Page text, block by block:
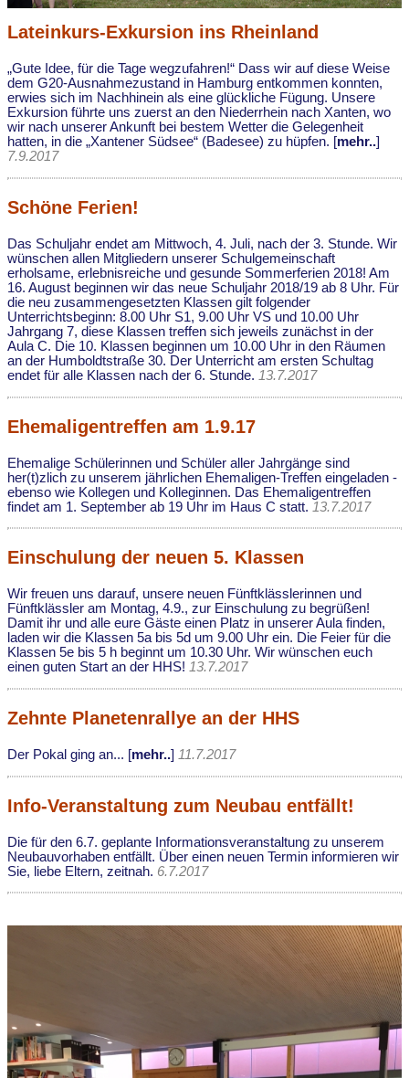
Lateinkurs-Exkursion ins Rheinland
„Gute Idee, für die Tage wegzufahren!“ Dass wir auf diese Weise
dem G20-Ausnahmezustand in Hamburg entkommen konnten,
erwies sich im Nachhinein als eine glückliche Fügung. Unsere
Exkursion führte uns zuerst an den Niederrhein nach Xanten, wo
wir nach unserer Ankunft bei bestem Wetter die Gelegenheit
hatten, in die „Xantener Südsee“ (Badesee) zu hüpfen. [mehr..]
7.9.2017
Schöne Ferien!
Das Schuljahr endet am Mittwoch, 4. Juli, nach der 3. Stunde. Wir
wünschen allen Mitgliedern unserer Schulgemeinschaft
erholsame, erlebnisreiche und gesunde Sommerferien 2018! Am
16. August beginnen wir das neue Schuljahr 2018/19 ab 8 Uhr. Für
die neu zusammengesetzten Klassen gilt folgender
Unterrichtsbeginn: 8.00 Uhr S1, 9.00 Uhr VS und 10.00 Uhr
Jahrgang 7, diese Klassen treffen sich jeweils zunächst in der
Aula C. Die 10. Klassen beginnen um 10.00 Uhr in den Räumen
an der Humboldtstraße 30. Der Unterricht am ersten Schultag
endet für alle Klassen nach der 6. Stunde. 13.7.2017
Ehemaligentreffen am 1.9.17
Ehemalige Schülerinnen und Schüler aller Jahrgänge sind
her(t)zlich zu unserem jährlichen Ehemaligen-Treffen eingeladen -
ebenso wie Kollegen und Kolleginnen. Das Ehemaligentreffen
findet am 1. September ab 19 Uhr im Haus C statt. 13.7.2017
Einschulung der neuen 5. Klassen
Wir freuen uns darauf, unsere neuen Fünftklässlerinnen und
Fünftklässler am Montag, 4.9., zur Einschulung zu begrüßen!
Damit ihr und alle eure Gäste einen Platz in unserer Aula finden,
laden wir die Klassen 5a bis 5d um 9.00 Uhr ein. Die Feier für die
Klassen 5e bis 5 h beginnt um 10.30 Uhr. Wir wünschen euch
einen guten Start an der HHS! 13.7.2017
Zehnte Planetenrallye an der HHS
Der Pokal ging an... [mehr..] 11.7.2017
Info-Veranstaltung zum Neubau entfällt!
Die für den 6.7. geplante Informationsveranstaltung zu unserem
Neubauvorhaben entfällt. Über einen neuen Termin informieren wir
Sie, liebe Eltern, zeitnah. 6.7.2017